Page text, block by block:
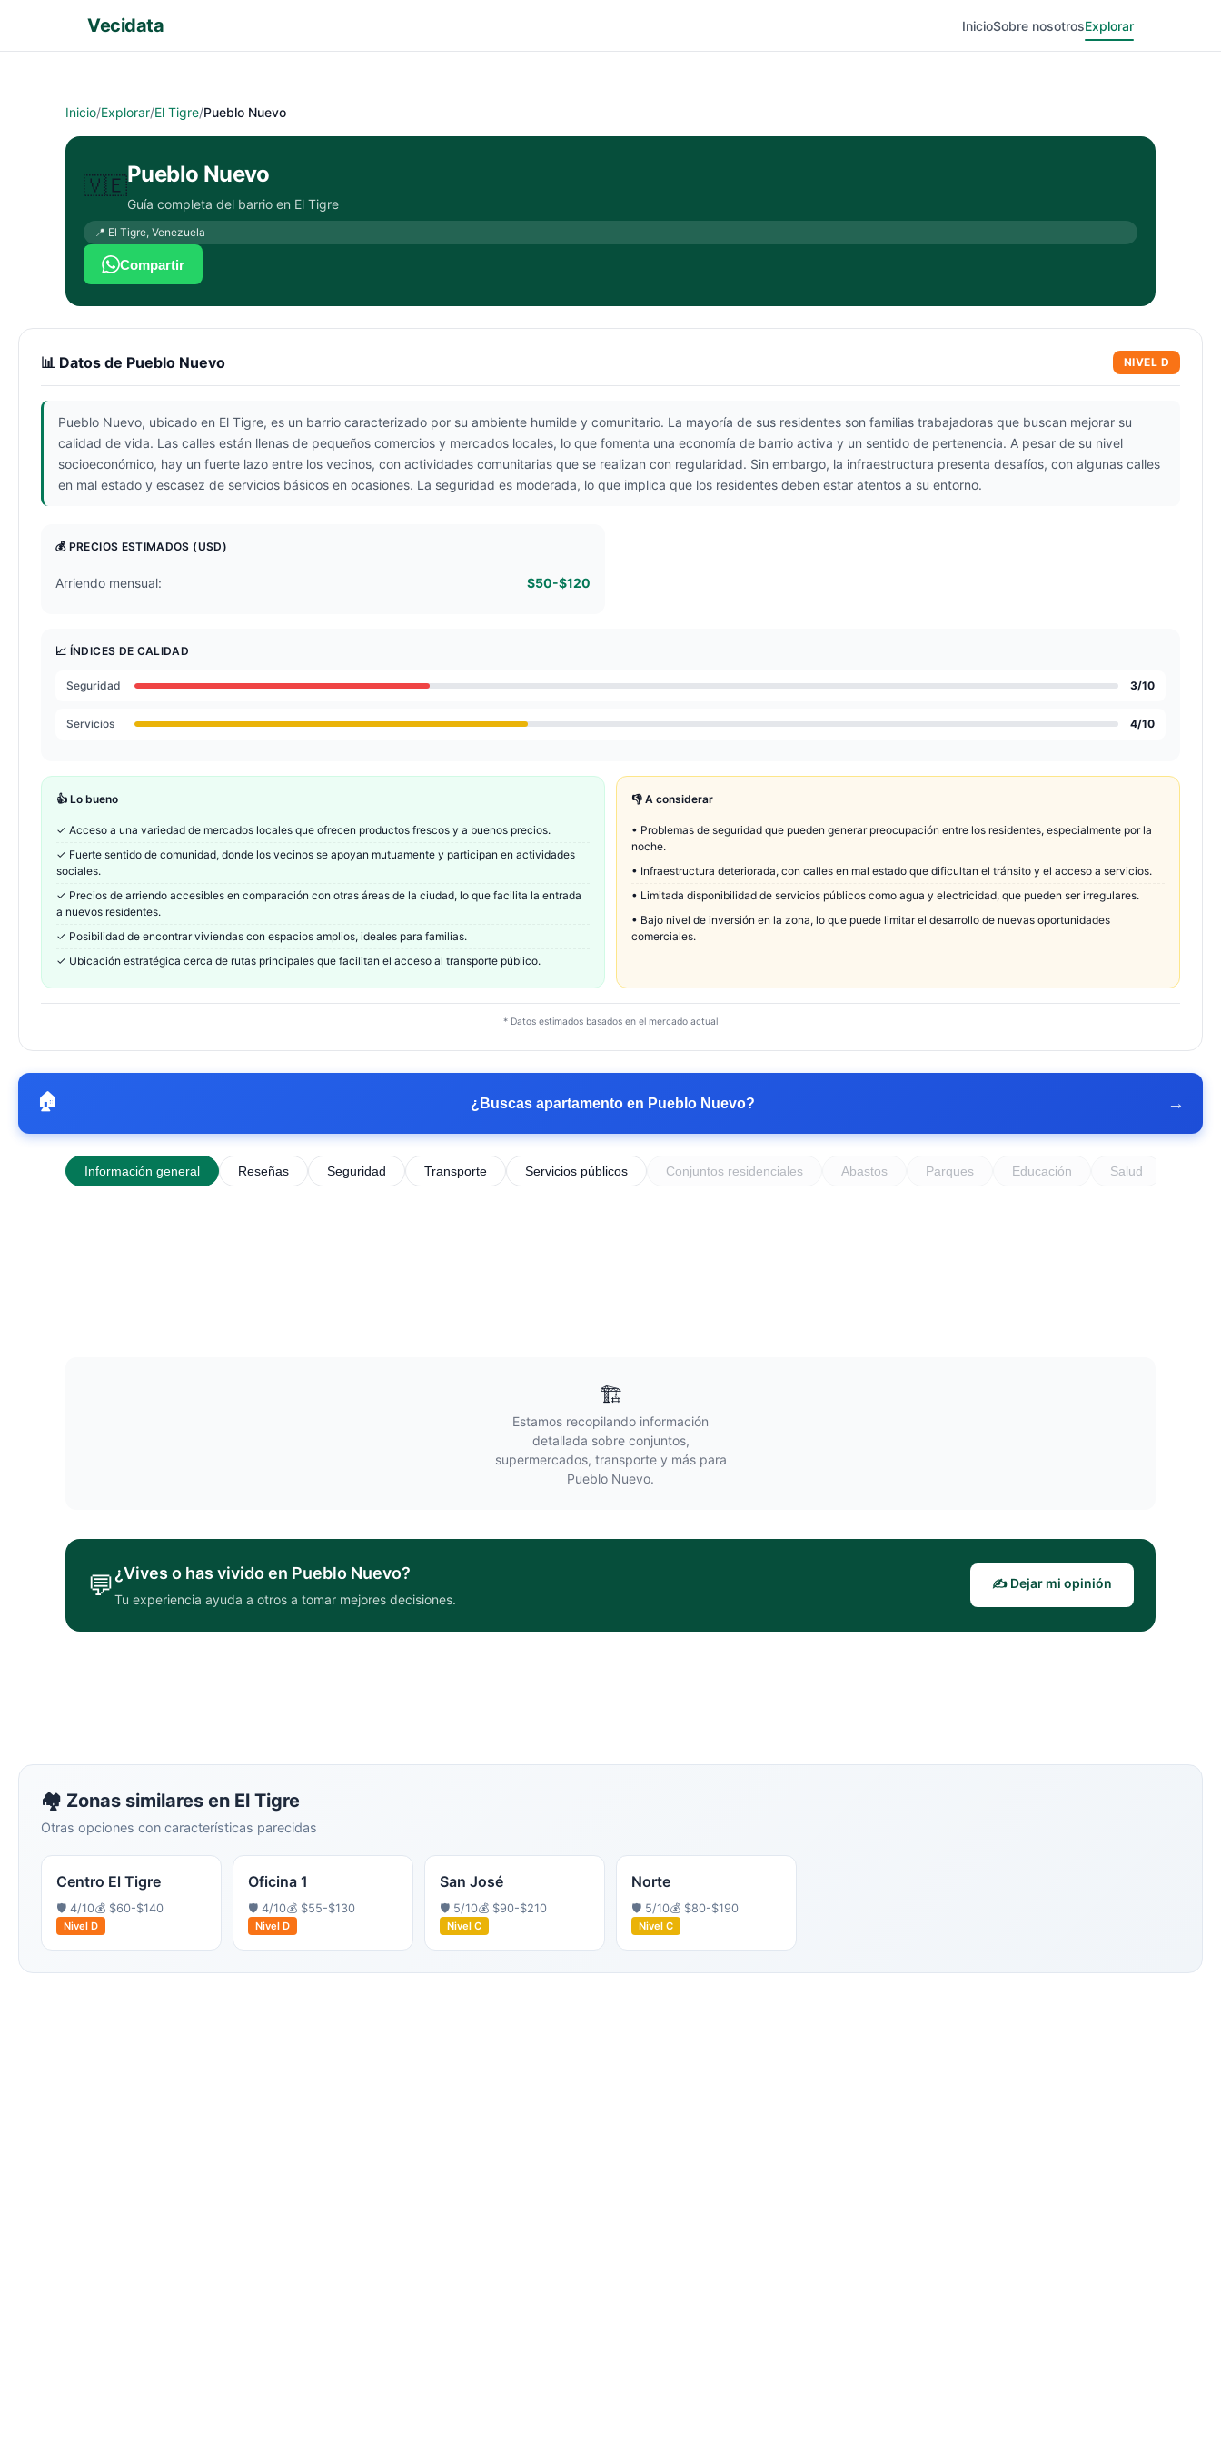
Vecidata InicioSobre nosotrosExplorar
Inicio/Explorar/El Tigre/Pueblo Nuevo
🇻🇪Pueblo Nuevo
Guía completa del barrio en El Tigre
📍 El Tigre, Venezuela
Compartir
📊 Datos de Pueblo Nuevo NIVEL D
Pueblo Nuevo, ubicado en El Tigre, es un barrio caracterizado por su ambiente humilde y comunitario. La mayoría de sus residentes son familias trabajadoras que buscan mejorar su
calidad de vida. Las calles están llenas de pequeños comercios y mercados locales, lo que fomenta una economía de barrio activa y un sentido de pertenencia. A pesar de su nivel
socioeconómico, hay un fuerte lazo entre los vecinos, con actividades comunitarias que se realizan con regularidad. Sin embargo, la infraestructura presenta desafíos, con algunas calles
en mal estado y escasez de servicios básicos en ocasiones. La seguridad es moderada, lo que implica que los residentes deben estar atentos a su entorno.
💰 PRECIOS ESTIMADOS (USD)
Arriendo mensual: $50-$120
📈 ÍNDICES DE CALIDAD
Seguridad 3/10
Servicios 4/10
👍 Lo bueno
✓ Acceso a una variedad de mercados locales que ofrecen productos frescos y a buenos precios.
✓ Fuerte sentido de comunidad, donde los vecinos se apoyan mutuamente y participan en actividades
sociales.
✓ Precios de arriendo accesibles en comparación con otras áreas de la ciudad, lo que facilita la entrada
a nuevos residentes.
✓ Posibilidad de encontrar viviendas con espacios amplios, ideales para familias.
✓ Ubicación estratégica cerca de rutas principales que facilitan el acceso al transporte público.
👎 A considerar
• Problemas de seguridad que pueden generar preocupación entre los residentes, especialmente por la
noche.
• Infraestructura deteriorada, con calles en mal estado que dificultan el tránsito y el acceso a servicios.
• Limitada disponibilidad de servicios públicos como agua y electricidad, que pueden ser irregulares.
• Bajo nivel de inversión en la zona, lo que puede limitar el desarrollo de nuevas oportunidades
comerciales.
* Datos estimados basados en el mercado actual
🏠 ¿Buscas apartamento en Pueblo Nuevo? →
Información general Reseñas Seguridad Transporte Servicios públicos Conjuntos residenciales Abastos Parques Educación Salud
🏗️
Estamos recopilando información
detallada sobre conjuntos,
supermercados, transporte y más para
Pueblo Nuevo.
💬¿Vives o has vivido en Pueblo Nuevo?
Tu experiencia ayuda a otros a tomar mejores decisiones.
✍️ Dejar mi opinión
🏘️ Zonas similares en El Tigre
Otras opciones con características parecidas
Centro El Tigre
🛡️ 4/10💰 $60-$140
Nivel D
Oficina 1
🛡️ 4/10💰 $55-$130
Nivel D
San José
🛡️ 5/10💰 $90-$210
Nivel C
Norte
🛡️ 5/10💰 $80-$190
Nivel C